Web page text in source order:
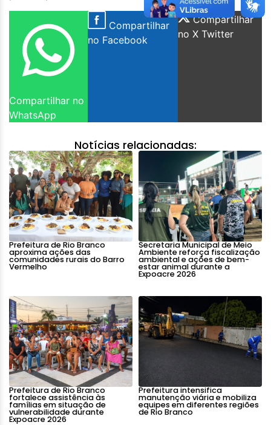
Compartilhar no
WhatsApp
Compartilhar
no Facebook
Compartilhar
no X Twitter
Notícias relacionadas:
Prefeitura de Rio Branco
aproxima ações das
comunidades rurais do Barro
Vermelho
Secretaria Municipal de Meio
Ambiente reforça fiscalização
ambiental e ações de bem-
estar animal durante a
Expoacre 2026
Prefeitura de Rio Branco
fortalece assistência às
famílias em situação de
vulnerabilidade durante
Expoacre 2026
Prefeitura intensifica
manutenção viária e mobiliza
equipes em diferentes regiões
de Rio Branco